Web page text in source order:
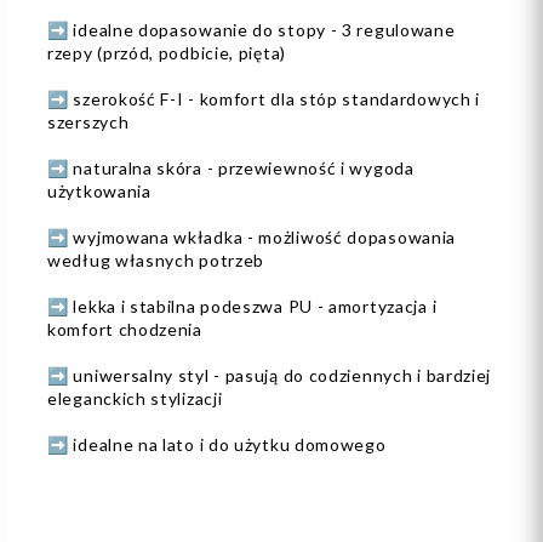
➡️ idealne dopasowanie do stopy - 3 regulowane
rzepy (przód, podbicie, pięta)
➡️ szerokość F-I - komfort dla stóp standardowych i
szerszych
➡️ naturalna skóra - przewiewność i wygoda
użytkowania
➡️ wyjmowana wkładka - możliwość dopasowania
według własnych potrzeb
➡️ lekka i stabilna podeszwa PU - amortyzacja i
komfort chodzenia
➡️ uniwersalny styl - pasują do codziennych i bardziej
eleganckich stylizacji
➡️ idealne na lato i do użytku domowego